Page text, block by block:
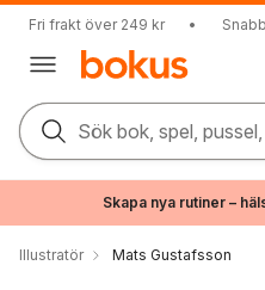
Fri frakt över 249 kr •
Sök bok, spel,
Skapa nya rutiner –
Illustratör Mats Gustafsson